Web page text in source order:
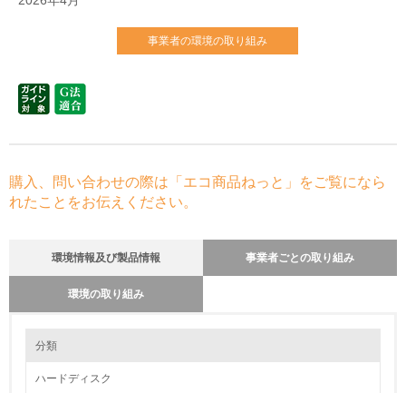
事業者の環境の取り組み
購入、問い合わせの際は「エコ商品ねっと」をご覧になら
れたことをお伝えください。
環境情報及び製品情報 事業者ごとの取り組み
環境の取り組み
1.環境取り組み体制
分類
ハードディスク